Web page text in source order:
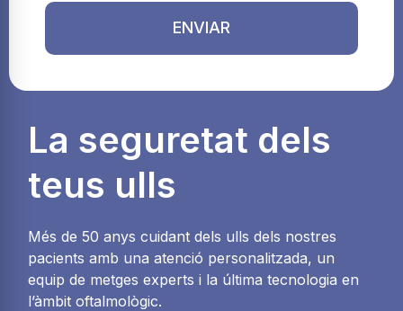
ENVIAR
La seguretat dels
teus ulls
Més de 50 anys cuidant dels ulls dels nostres
pacients amb una atenció personalitzada, un
equip de metges experts i la última tecnologia en
l’àmbit oftalmològic.